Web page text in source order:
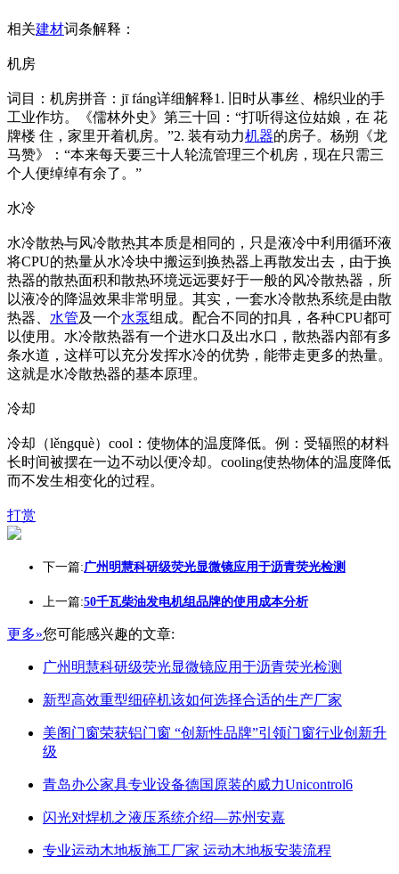
相关建材词条解释：
机房
词目：机房拼音：jī fáng详细解释1. 旧时从事丝、棉织业的手
工业作坊。《儒林外史》第三十回：“打听得这位姑娘，在 花
牌楼 住，家里开着机房。”2. 装有动力机器的房子。杨朔《龙
马赞》：“本来每天要三十人轮流管理三个机房，现在只需三
个人便绰绰有余了。”
水冷
水冷散热与风冷散热其本质是相同的，只是液冷中利用循环液
将CPU的热量从水冷块中搬运到换热器上再散发出去，由于换
热器的散热面积和散热环境远远要好于一般的风冷散热器，所
以液冷的降温效果非常明显。其实，一套水冷散热系统是由散
热器、 水管及一个水泵组成。配合不同的扣具，各种CPU都可
以使用。水冷散热器有一个进水口及出水口，散热器内部有多
条水道，这样可以充分发挥水冷的优势，能带走更多的热量。
这就是水冷散热器的基本原理。
冷却
冷却（lěngquè）cool：使物体的温度降低。例：受辐照的材料
长时间被摆在一边不动以便冷却。cooling使热物体的温度降低
而不发生相变化的过程。
打赏
下一篇:广州明慧科研级荧光显微镜应用于沥青荧光检测
上一篇:50千瓦柴油发电机组品牌的使用成本分析
更多»您可能感兴趣的文章:
广州明慧科研级荧光显微镜应用于沥青荧光检测
新型高效重型细碎机该如何选择合适的生产厂家
美阁门窗荣获铝门窗 “创新性品牌”引领门窗行业创新升
级
青岛办公家具专业设备德国原装的威力Unicontrol6
闪光对焊机之液压系统介绍—苏州安嘉
专业运动木地板施工厂家 运动木地板安装流程